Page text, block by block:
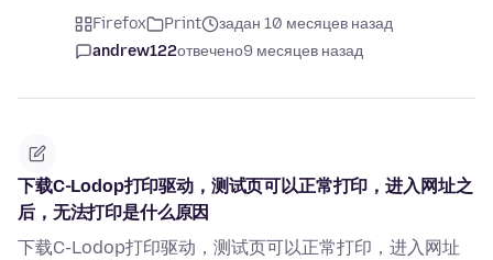
Firefox Print
задан 10 месяцев назад
andrew122отвечено9 месяцев назад
下载C-Lodop打印驱动，测试页可以正常打印，进入网址之
后，无法打印是什么原因
下载C-Lodop打印驱动，测试页可以正常打印，进入网址